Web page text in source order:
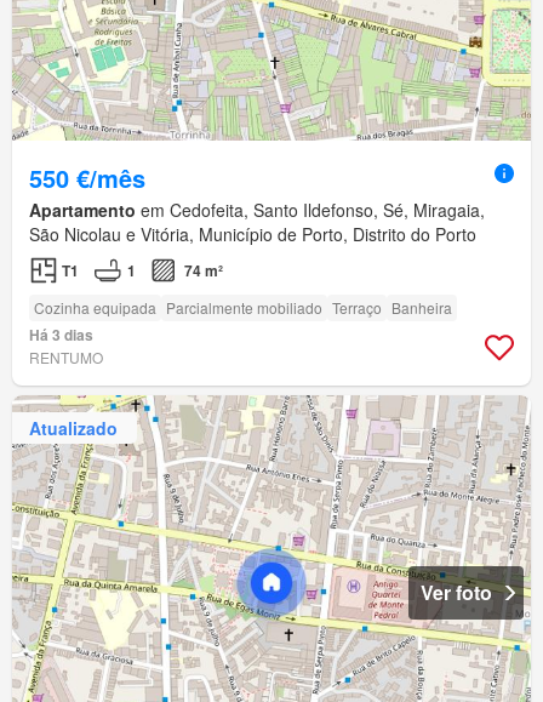
550 €/mês
Apartamento em Cedofeita, Santo Ildefonso, Sé, Miragaia,
São Nicolau e Vitória, Município de Porto, Distrito do Porto
T1 1 74 m²
Cozinha equipada Parcialmente mobiliado Terraço Banheira
Há 3 dias
RENTUMO
Atualizado
Ver foto